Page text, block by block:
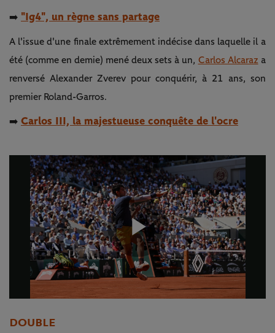
➡️ "Ig4", un règne sans partage
A l'issue d'une finale extrêmement indécise dans laquelle il a
été (comme en demie) mené deux sets à un, Carlos Alcaraz a
renversé Alexander Zverev pour conquérir, à 21 ans, son
premier Roland-Garros.
➡️ Carlos III, la majestueuse conquête de l'ocre
Play
DOUBLE